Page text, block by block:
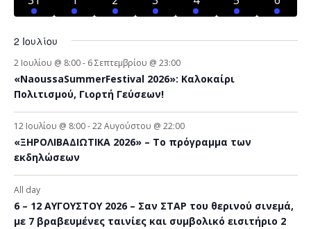
events events events events events events events
2 Ιουλίου
2 Ιουλίου @ 8:00- 6 Σεπτεμβρίου @ 23:00
«NaoussaSummerFestival 2026»: Καλοκαίρι
Πολιτισμού, Γιορτή Γεύσεων!
12 Ιουλίου @ 8:00-22 Αυγούστου @ 22:00
«ΞΗΡΟΛΙΒΑΔΙΩΤΙΚΑ 2026» – To πρόγραμμα των
εκδηλώσεων
All day
6 – 12 ΑΥΓΟΥΣΤΟΥ 2026 – Σαν ΣΤΑΡ του θερινού σινεμά,
με 7 βραβευμένες ταινίες και συμβολικό εισιτήριο 2